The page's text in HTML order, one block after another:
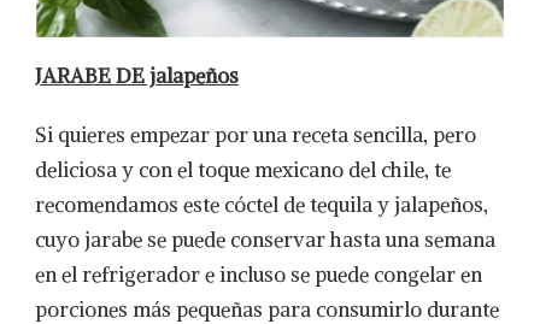
JARABE DE jalapeños
Si quieres empezar por una receta sencilla, pero
deliciosa y con el toque mexicano del chile, te
recomendamos este cóctel de tequila y jalapeños,
cuyo jarabe se puede conservar hasta una semana
en el refrigerador e incluso se puede congelar en
porciones más pequeñas para consumirlo durante